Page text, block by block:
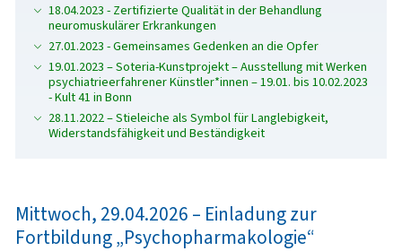
18.04.2023 - Zertifizierte Qualität in der Behandlung
neuromuskulärer Erkrankungen
27.01.2023 - Gemeinsames Gedenken an die Opfer
19.01.2023 – Soteria-Kunstprojekt – Ausstellung mit Werken
psychiatrieerfahrener Künstler*innen – 19.01. bis 10.02.2023
- Kult 41 in Bonn
28.11.2022 – Stieleiche als Symbol für Langlebigkeit,
Widerstandsfähigkeit und Beständigkeit
Mittwoch, 29.04.2026 – Einladung zur
Fortbildung „Psychopharmakologie“